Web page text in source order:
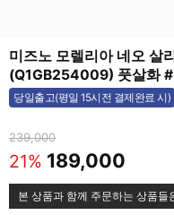
미즈노 모렐리아 네오 살
(Q1GB254009) 풋살화 #
당일출고(평일 15시전 결제완료 시)
239,000
21% 189,000
본 상품과 함께 주문하는 상품들